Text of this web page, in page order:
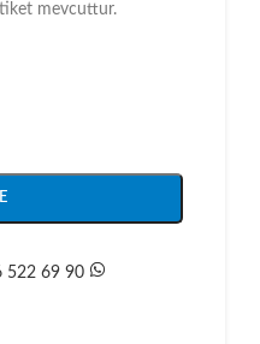
mevcuttur.
522 69 90